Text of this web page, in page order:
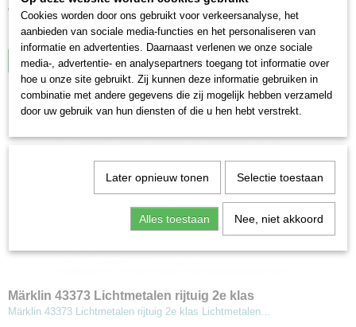
€ 42,50
Op voorraad
IN WINKELWAGEN
Märklin 43373 Lichtmetalen rijtuig 2e klas
Märklin 43373 Lichtmetalen rijtuig 2e klas Lichtmetalen…
Cookies worden door ons gebruikt voor verkeersanalyse, het
aanbieden van sociale media-functies en het personaliseren van
informatie en advertenties. Daarnaast verlenen we onze sociale
media-, advertentie- en analysepartners toegang tot informatie over
hoe u onze site gebruikt. Zij kunnen deze informatie gebruiken in
combinatie met andere gegevens die zij mogelijk hebben verzameld
door uw gebruik van hun diensten of die u hen hebt verstrekt.
Later opnieuw tonen Selectie toestaan
Alles toestaan Nee, niet akkoord